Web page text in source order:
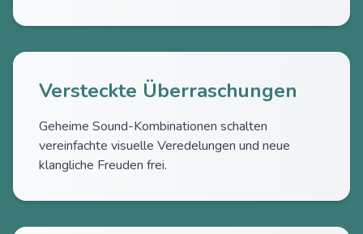
Versteckte Überraschungen
Geheime Sound-Kombinationen schalten
vereinfachte visuelle Veredelungen und neue
klangliche Freuden frei.